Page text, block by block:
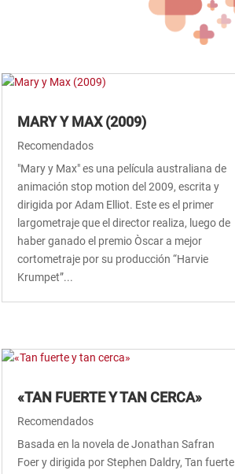
MARY Y MAX (2009)
Recomendados
"Mary y Max" es una película australiana de
animación stop motion del 2009, escrita y
dirigida por Adam Elliot. Este es el primer
largometraje que el director realiza, luego de
haber ganado el premio Òscar a mejor
cortometraje por su producción “Harvie
Krumpet”...
«TAN FUERTE Y TAN CERCA»
Recomendados
Basada en la novela de Jonathan Safran
Foer y dirigida por Stephen Daldry, Tan fuerte